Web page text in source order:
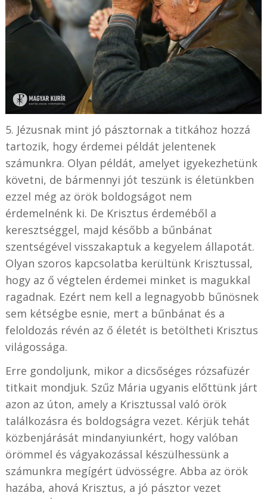
5. Jézusnak mint jó pásztornak a titkához hozzá
tartozik, hogy érdemei példát jelentenek
számunkra. Olyan példát, amelyet igyekezhetünk
követni, de bármennyi jót teszünk is életünkben
ezzel még az örök boldogságot nem
érdemelnénk ki. De Krisztus érdeméből a
keresztséggel, majd később a bűnbánat
szentségével visszakaptuk a kegyelem állapotát.
Olyan szoros kapcsolatba kerültünk Krisztussal,
hogy az ő végtelen érdemei minket is magukkal
ragadnak. Ezért nem kell a legnagyobb bűnösnek
sem kétségbe esnie, mert a bűnbánat és a
feloldozás révén az ő életét is betöltheti Krisztus
világossága.
Erre gondoljunk, mikor a dicsőséges rózsafüzér
titkait mondjuk. Szűz Mária ugyanis előttünk járt
azon az úton, amely a Krisztussal való örök
találkozásra és boldogságra vezet. Kérjük tehát
közbenjárását mindanyiunkért, hogy valóban
örömmel és vágyakozással készülhessünk a
számunkra megígért üdvösségre. Abba az örök
hazába, ahová Krisztus, a jó pásztor vezet